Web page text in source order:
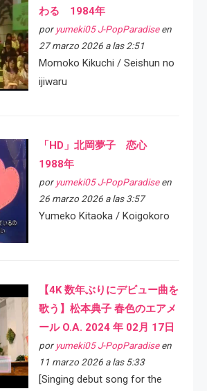
わる 1984年
por yumeki05 J-PopParadiseen
27 marzo 2026 a las 2:51
Momoko Kikuchi / Seishun no
ijiwaru
「HD」北岡夢子 恋心
1988年
por yumeki05 J-PopParadiseen
26 marzo 2026 a las 3:57
Yumeko Kitaoka / Koigokoro
【4K 数年ぶりにデビュー曲を
歌う】松本典子 春色のエアメ
ール O.A. 2024 年 02月 17日
por yumeki05 J-PopParadiseen
11 marzo 2026 a las 5:33
[Singing debut song for the